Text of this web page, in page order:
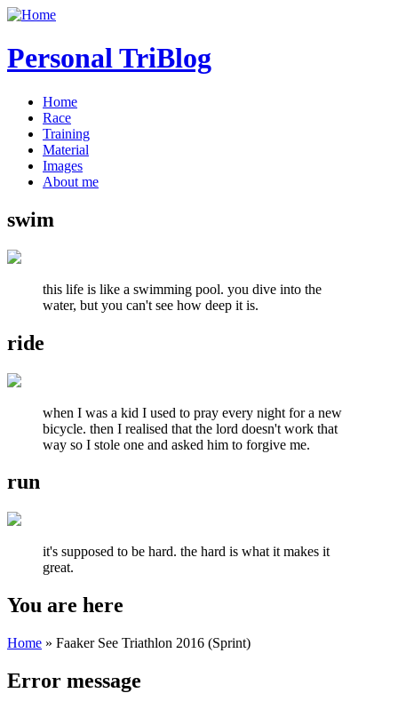
Personal TriBlog
Home
Race
Training
Material
Images
About me
swim
this life is like a swimming pool. you dive into the
water, but you can't see how deep it is.
ride
when I was a kid I used to pray every night for a new
bicycle. then I realised that the lord doesn't work that
way so I stole one and asked him to forgive me.
run
it's supposed to be hard. the hard is what it makes it
great.
You are here
Home » Faaker See Triathlon 2016 (Sprint)
Error message